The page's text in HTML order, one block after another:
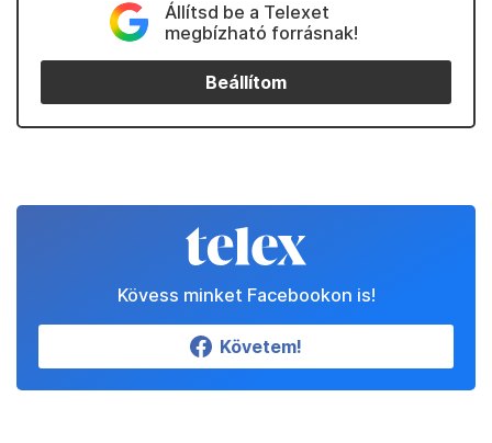
Állítsd be a Telexet
megbízható forrásnak!
Beállítom
Kövess minket Facebookon is!
Követem!